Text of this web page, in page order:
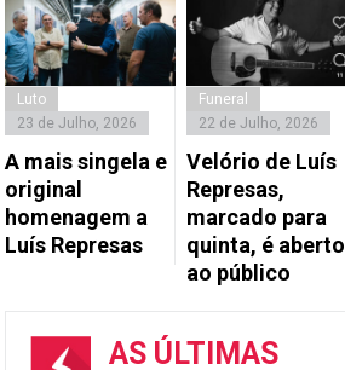
Luto
23 de Julho, 2026
A mais singela e
original
homenagem a
Luís Represas
Funeral
22 de Julho, 2026
Velório de Luís
Represas,
marcado para
quinta, é aberto
ao público
AS ÚLTIMAS